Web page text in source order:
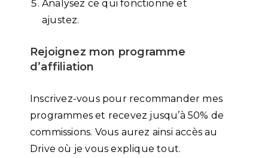
Analysez ce qui fonctionne et
ajustez.
Rejoignez mon programme
d’affiliation
Inscrivez-vous pour recommander mes
programmes et recevez jusqu’à 50% de
commissions. Vous aurez ainsi accès au
Drive où je vous explique tout.